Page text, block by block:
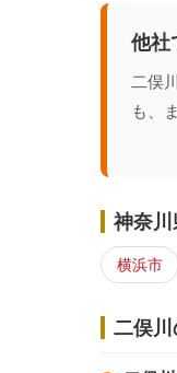
他社
二俣
も、
神奈
横浜市
二俣